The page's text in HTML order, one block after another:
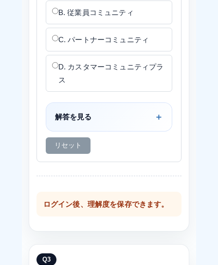
B. 従業員コミュニティ
C. パートナーコミュニティ
D. カスタマーコミュニティプラ
ス
解答を見る
リセット
ログイン後、理解度を保存できます。
Q3